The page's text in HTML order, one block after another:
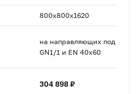
800x800x1620
на направляющих под
GN1/1 и EN 40x60
304 898 ₽